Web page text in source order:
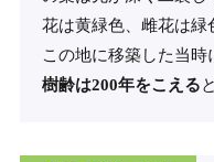
花は黄緑色、雌花は緑
この地に移築した当時
樹齢は200年をこえる